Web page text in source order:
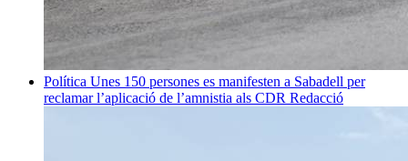
Política Unes 150 persones es manifesten a Sabadell per
reclamar l’aplicació de l’amnistia als CDR Redacció